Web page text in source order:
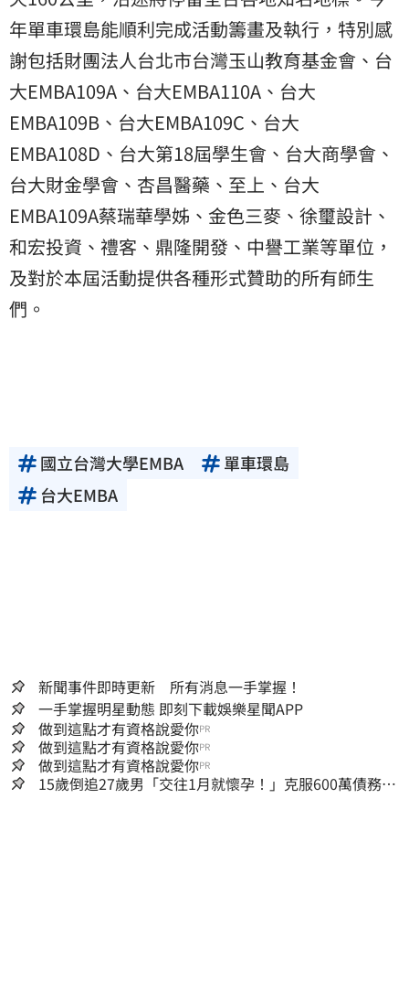
年單車環島能順利完成活動籌畫及執行，特別感
謝包括財團法人台北市台灣玉山教育基金會、台
大EMBA109A、台大EMBA110A、台大
EMBA109B、台大EMBA109C、台大
EMBA108D、台大第18屆學生會、台大商學會、
台大財金學會、杏昌醫藥、至上、台大
EMBA109A蔡瑞華學姊、金色三麥、徐璽設計、
和宏投資、禮客、鼎隆開發、中譽工業等單位，
及對於本屆活動提供各種形式贊助的所有師生
們。
國立台灣大學EMBA
單車環島
台大EMBA
新聞事件即時更新 所有消息一手掌握！
一手掌握明星動態 即刻下載娛樂星聞APP
做到這點才有資格說愛你PR
做到這點才有資格說愛你PR
做到這點才有資格說愛你PR
15歲倒追27歲男「交往1月就懷孕！」克服600萬債務